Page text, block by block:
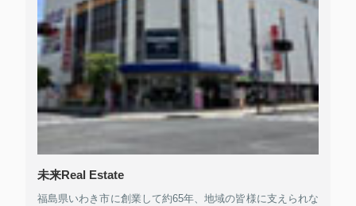
未来Real Estate
福島県いわき市に創業して約65年、地域の皆様に支えられな